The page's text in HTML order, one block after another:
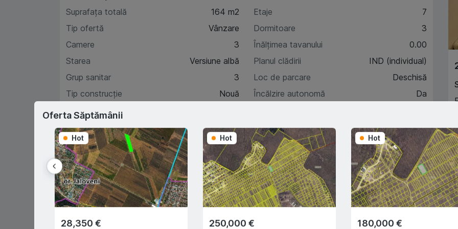
Suprafața totală
164 m2
Tip ofertă
Vânzare
Camere
3
Starea
Versiune albă
Grup sanitar
3
Tip construcție
Nouă
Etaj
Etaje
7
Dormitoare
3
Înălțimea tavanului
0.00
Planul clădirii
IND (individual)
Loc de parcare
Deschisă
Încălzire autonomă
Da
Caracteristici
Descriere
Oferta Săptămânii
Hot
28,350 €
Hot
250,000 €
Hot
180,000 €